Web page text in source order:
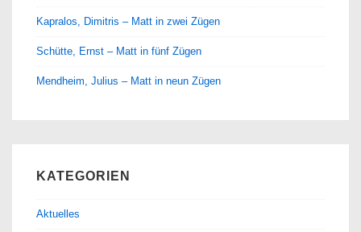
Kapralos, Dimitris – Matt in zwei Zügen
Schütte, Ernst – Matt in fünf Zügen
Mendheim, Julius – Matt in neun Zügen
KATEGORIEN
Aktuelles